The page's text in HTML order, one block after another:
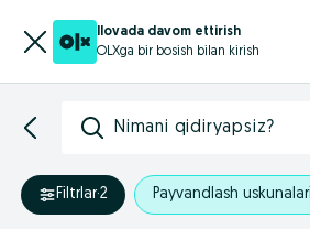
Ilovada davom ettirish
OLXga bir bosish bilan kirish
Nimani qidiryapsiz?
Filtrlar·2 Payvandlash uskunalari